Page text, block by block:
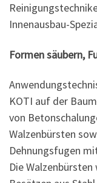
Innenausbau-
Formen säubern,
KOTI auf der
von
Walzenbürsten
Dehnungsfugen
Die